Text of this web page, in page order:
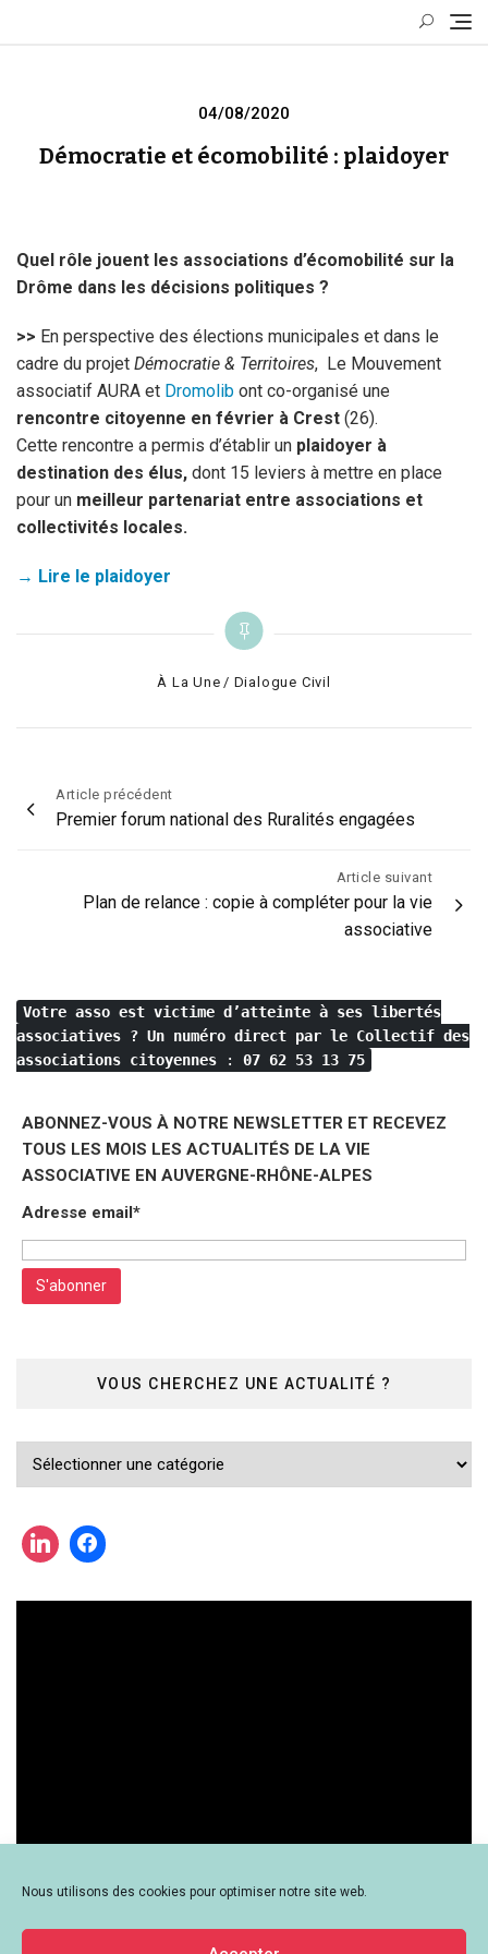
Nous utilisons des cookies pour optimiser notre site web.
Posted
04/08/2020
Démocratie et écomobilité : plaidoyer
Quel rôle jouent les associations d’écomobilité sur la
Drôme dans les décisions politiques ?
>> En perspective des élections municipales et dans le
cadre du projet Démocratie & Territoires, Le Mouvement
associatif AURA et Dromolib ont co-organisé une
rencontre citoyenne en février à Crest (26).
Cette rencontre a permis d’établir un plaidoyer à
destination des élus, dont 15 leviers à mettre en place
pour un meilleur partenariat entre associations et
collectivités locales.
→ Lire le plaidoyer
Categories
À La Une Dialogue Civil
Navigation
Article précédent
Premier forum national des Ruralités engagées
Article suivant
Plan de relance : copie à compléter pour la vie
associative
Votre asso est victime d’atteinte à ses libertés
associatives ? Un numéro direct par le Collectif des
associations citoyennes : 07 62 53 13 75
ABONNEZ-VOUS À NOTRE NEWSLETTER ET RECEVEZ
TOUS LES MOIS LES ACTUALITÉS DE LA VIE
ASSOCIATIVE EN AUVERGNE-RHÔNE-ALPES
Adresse email*
VOUS CHERCHEZ UNE ACTUALITÉ ?
Vous
actualité
?